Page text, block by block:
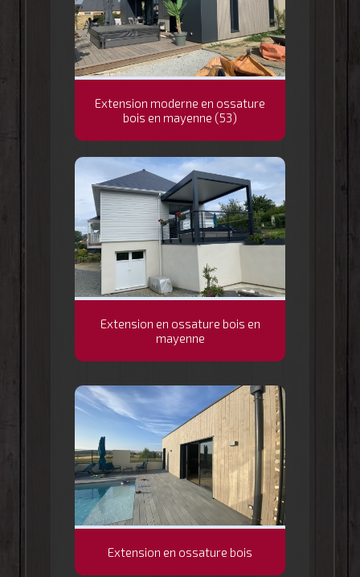
Extension moderne en ossature
bois en mayenne (53)
Extension en ossature bois en
mayenne
Extension en ossature bois